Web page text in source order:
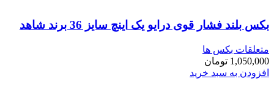
بکس بلند فشار قوی درایو یک اینچ سایز 36 برند شاهد
متعلقات بکس ها
1,050,000 تومان
افزودن به سبد خرید